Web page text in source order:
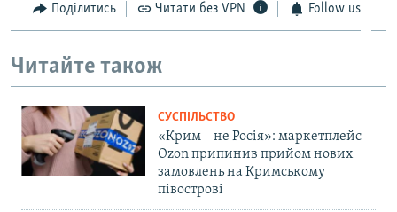
Поділитись Читати без VPN Follow us
Читайте також
СУСПІЛЬСТВО
«Крим – не Росія»: маркетплейс
Ozon припинив прийом нових
замовлень на Кримському
півострові